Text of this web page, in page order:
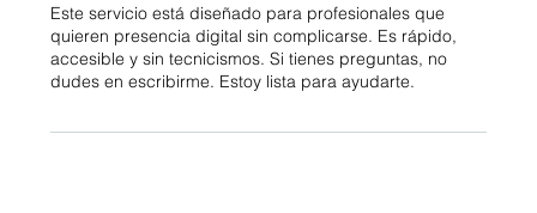
Este servicio está diseñado para profesionales que
quieren presencia digital sin complicarse. Es rápido,
accesible y sin tecnicismos. Si tienes preguntas, no
dudes en escribirme. Estoy lista para ayudarte.